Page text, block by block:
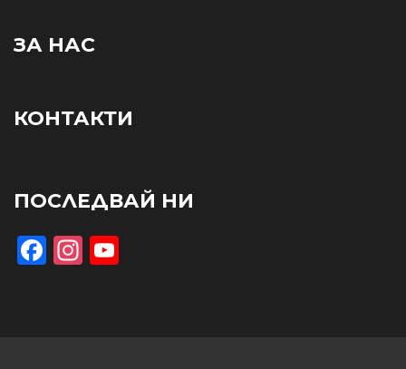
ЗА НАС
КОНТАКТИ
ПОСЛЕДВАЙ НИ
Facebook
Instagram